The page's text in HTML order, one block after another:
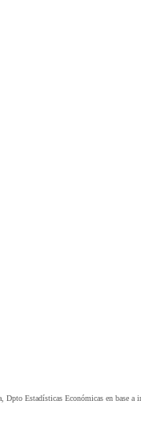
Estadísticas Económicas en base a